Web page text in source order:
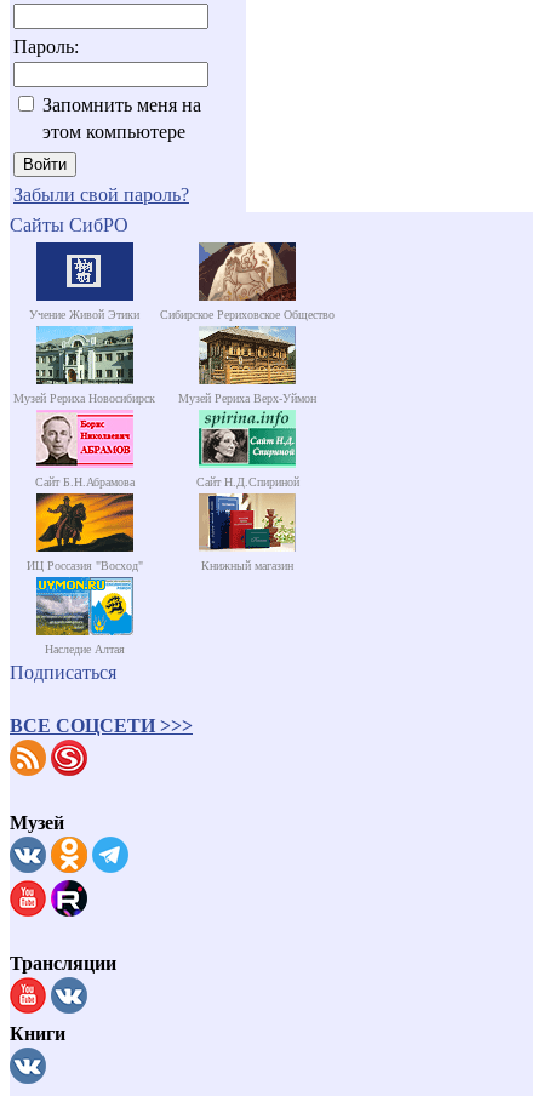
Пароль:
Запомнить меня на
этом компьютере
Забыли свой пароль?
Сайты СибРО
Учение Живой Этики Сибирское Рериховское Общество
Музей Рериха Новосибирск Музей Рериха Верх-Уймон
Сайт Б.Н.Абрамова Сайт Н.Д.Спириной
ИЦ Россазия "Восход" Книжный магазин
Наследие Алтая
Подписаться
ВСЕ СОЦСЕТИ >>>
Музей
Трансляции
Книги